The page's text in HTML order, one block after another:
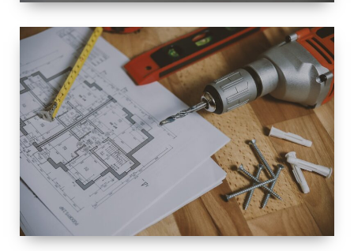
ESPACE
RÉNOVATION
INTÉRIEURE ET
EXTÉRIEURE